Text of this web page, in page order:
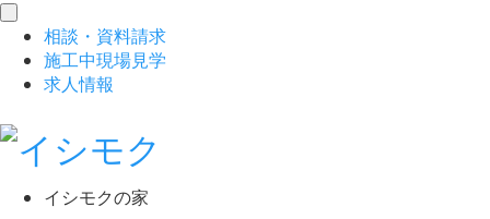
toggle
navigation
相談 ・ 資料請求
施工中現場見学
求人情報
イシモクの家